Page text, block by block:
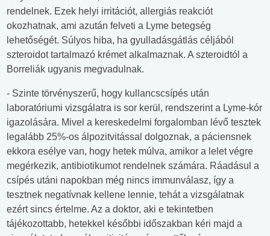
rendelnek. Ezek helyi irritációt, allergiás reakciót
okozhatnak, ami azután felveti a Lyme betegség
lehetőségét. Súlyos hiba, ha gyulladásgátlás céljából
szteroidot tartalmazó krémet alkalmaznak. A szteroidtól a
Borreliák ugyanis megvadulnak.
- Szinte törvényszerű, hogy kullancscsípés után
laboratóriumi vizsgálatra is sor kerül, rendszerint a Lyme-kór
igazolására. Mivel a kereskedelmi forgalomban lévő tesztek
legalább 25%-os álpozitvitással dolgoznak, a páciensnek
ekkora esélye van, hogy hetek múlva, amikor a lelet végre
megérkezik, antibiotikumot rendelnek számára. Ráadásul a
csípés utáni napokban még nincs immunválasz, így a
tesztnek negatívnak kellene lennie, tehát a vizsgálatnak
ezért sincs értelme. Az a doktor, aki e tekintetben
tájékozottabb, hetekkel későbbi időszakban kéri majd a